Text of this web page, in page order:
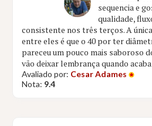
sequencia e
qualidade,
consistente nos três terços. A
entre eles é que o 40 por ter
pareceu um pouco mais saboroso
vão deixar lembrança quando
Avaliado por: Cesar Adames
Nota: 9.4